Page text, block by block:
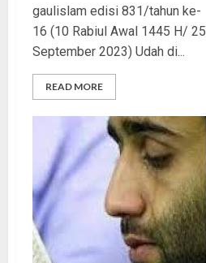
gaulislam edisi 831/tahun ke-
16 (10 Rabiul Awal 1445 H/ 25
September 2023) Udah di...
READ MORE